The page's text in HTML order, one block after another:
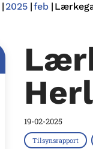
2025 feb
19-02-2025
Tilsynsrapport